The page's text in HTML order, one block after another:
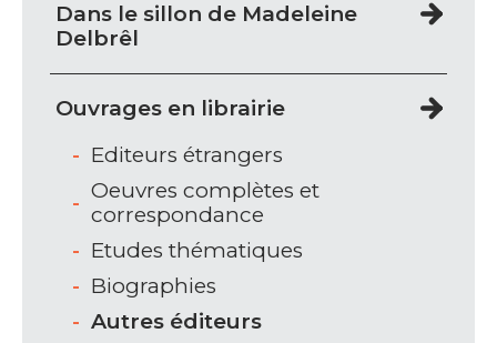
Dans le sillon de Madeleine
Delbrêl
Ouvrages en librairie
Editeurs étrangers
Oeuvres complètes et
correspondance
Etudes thématiques
Biographies
Autres éditeurs